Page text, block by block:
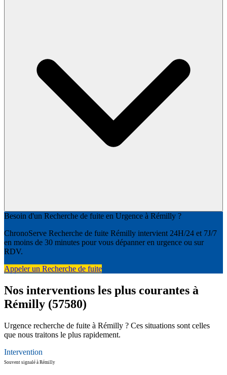
Besoin d'un Recherche de fuite en Urgence à Rémilly ?
ChronoServe Recherche de fuite Rémilly intervient 24H/24 et 7J/7
en moins de 30 minutes pour vous dépanner en urgence ou sur
RDV.
Appeler un Recherche de fuite
Nos interventions les plus courantes à
Rémilly (57580)
Urgence recherche de fuite à Rémilly ? Ces situations sont celles
que nous traitons le plus rapidement.
Intervention
Souvent signalé à Rémilly